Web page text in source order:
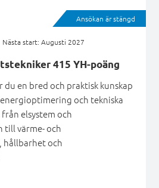
Ansökan är stängd
Nästa start: Augusti 2027
415 YH-poäng
en bred och praktisk kunskap
och tekniska
elsystem och
värme- och
hållbarhet och